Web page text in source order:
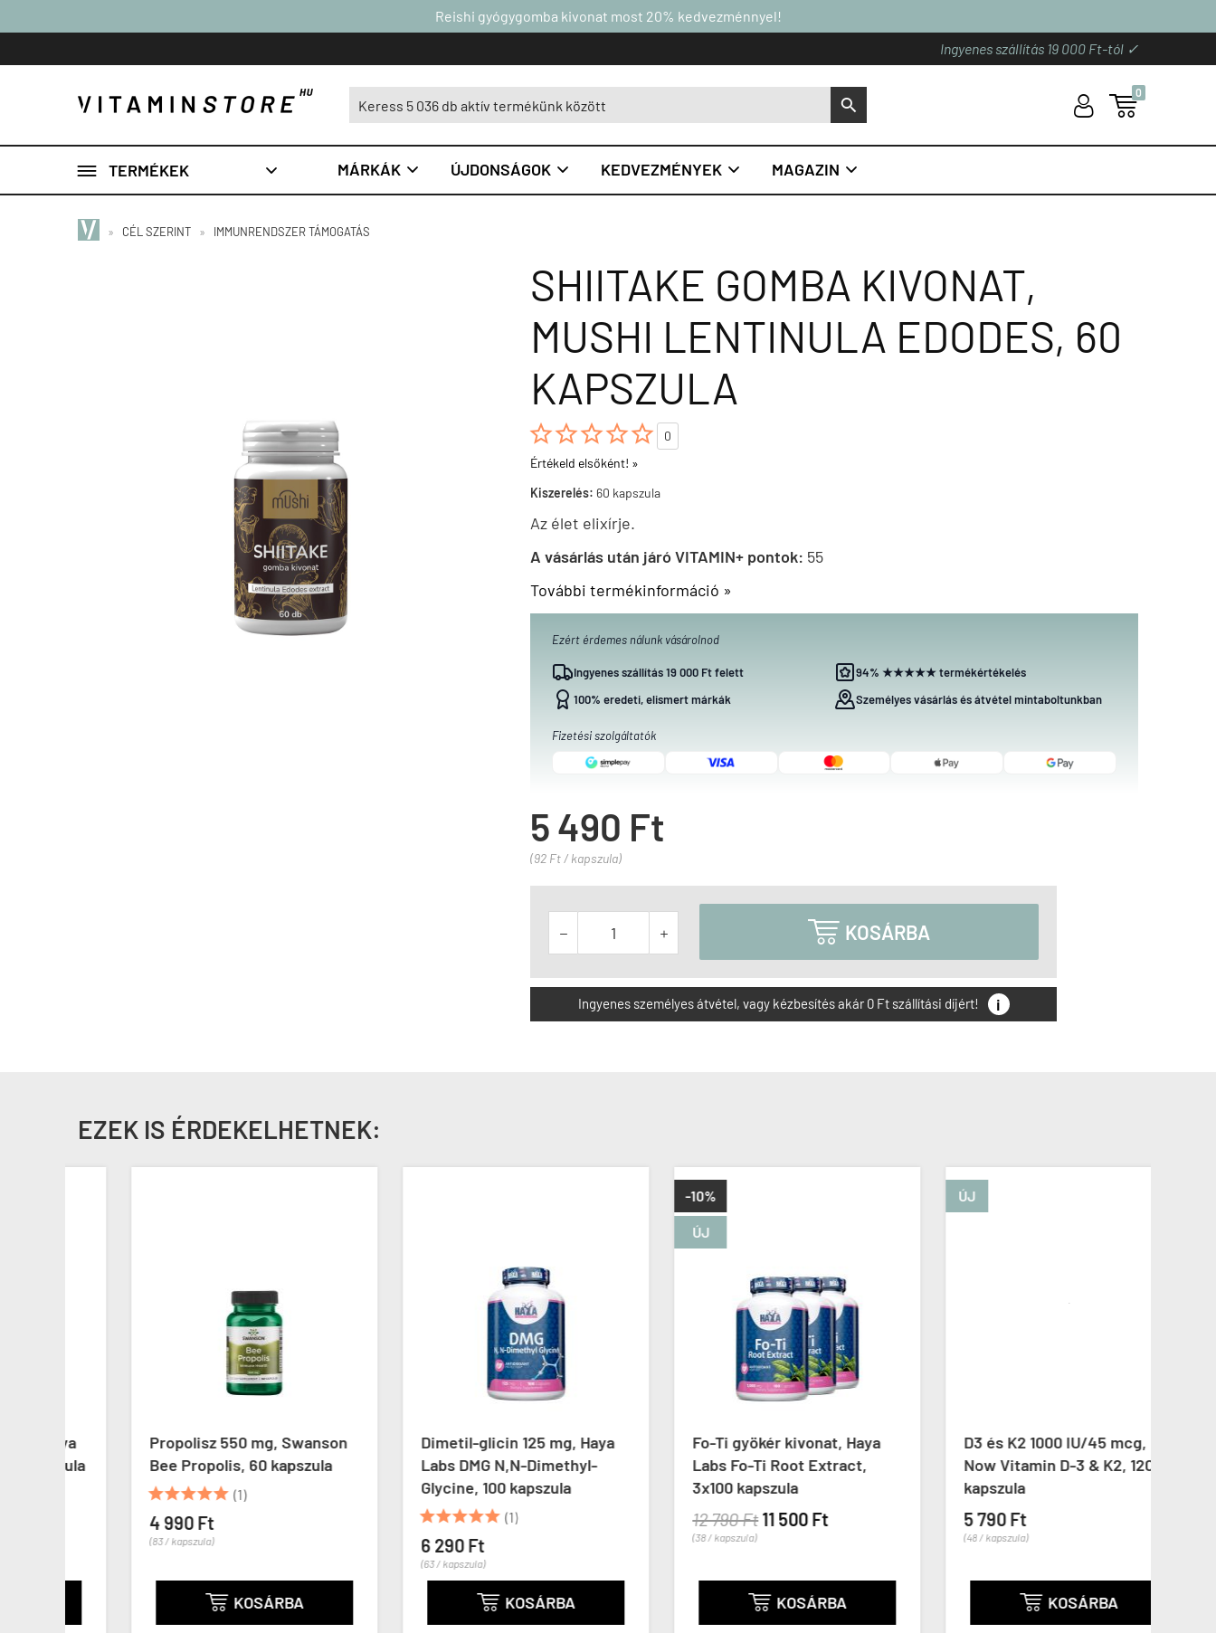
Reishi gyógygomba kivonat most 20% kedvezménnyel!
Ingyenes szállítás 19 000 Ft-tól ✓
S U 
0
 TERMÉKEK  MÁRKÁK  ÚJDONSÁGOK  KEDVEZMÉNYEK  MAGAZIN 
» CÉL SZERINT » IMMUNRENDSZER TÁMOGATÁS
SHIITAKE GOMBA KIVONAT,
MUSHI LENTINULA EDODES, 60
KAPSZULA

0
Értékeld elsőként! »
Kiszerelés: 60 kapszula
Az élet elixírje.
A vásárlás után járó VITAMIN+ pontok: 55
További termékinformáció »
Ezért érdemes nálunk vásárolnod
Ingyenes szállítás 19 000 Ft felett
94% ★★★★★ termékértékelés
100% eredeti, elismert márkák
Személyes vásárlás és átvétel mintaboltunkban
Fizetési szolgáltatók
5 490 Ft
(92 Ft / kapszula)
   KOSÁRBA
Ingyenes személyes átvétel, vagy kézbesítés akár 0 Ft szállítási díjért! i
EZEK IS ÉRDEKELHETNEK:
Propolisz 550 mg, Swanson
Bee Propolis, 60 kapszula
(1)
4 990 Ft
(83 / kapszula)
KOSÁRBA
Dimetil-glicin 125 mg, Haya
Labs DMG N,N-Dimethyl-
Glycine, 100 kapszula
(1)
6 290 Ft
(63 / kapszula)
KOSÁRBA
Fo-Ti gyökér kivonat, Haya
Labs Fo-Ti Root Extract,
3x100 kapszula
12 790 Ft11 500 Ft
(38 / kapszula)
KOSÁRBA
D3 és K2 1000 IU/45 mcg,
Now Vitamin D-3 & K2, 120
kapszula
5 790 Ft
(48 / kapszula)
KOSÁRBA